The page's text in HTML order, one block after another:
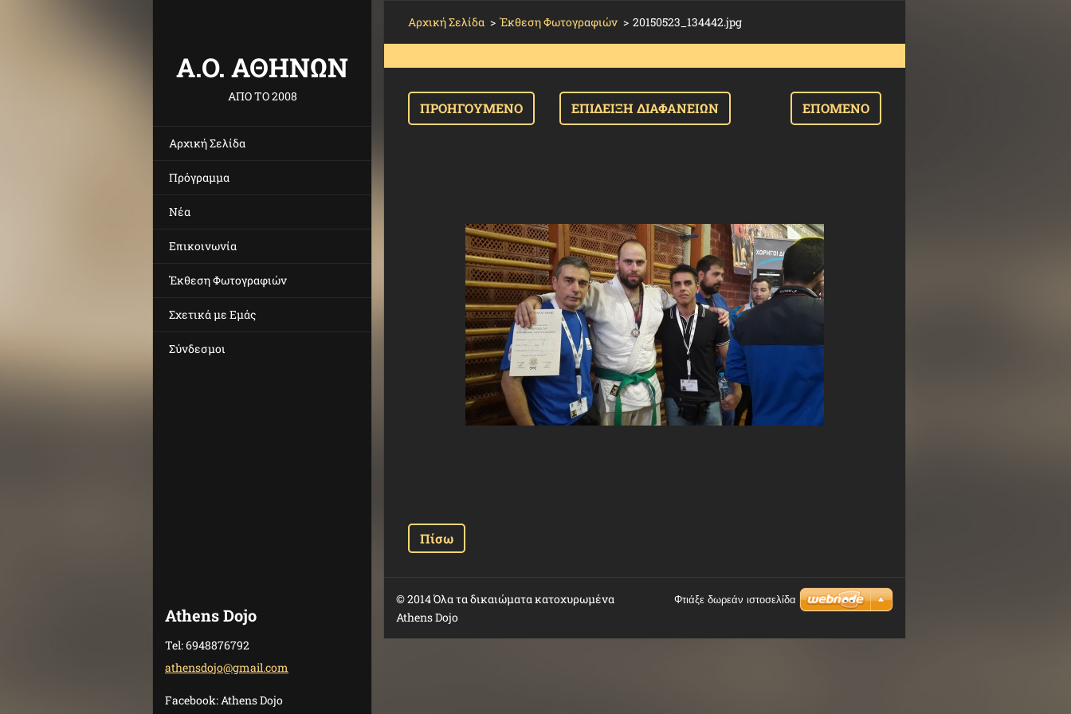
Α.O. ΑΘΗΝΩΝ
ΑΠΟ ΤΟ 2008
Αρχική Σελίδα
Πρόγραμμα
Νέα
Επικοινωνία
Έκθεση Φωτογραφιών
Σχετικά με Eμάς
Σύνδεσμοι
Athens Dojo
Tel: 6948876792
athensdojo@gmail.com
Facebook: Athens Dojo
Αρχική Σελίδα > Έκθεση Φωτογραφιών > 20150523_134442.jpg
ΠΡΟΗΓΟΎΜΕΝΟ ΕΠΊΔΕΙΞΗ ΔΙΑΦΑΝΕΙΏΝ ΕΠΌΜΕΝΟ
Πίσω
© 2014 Όλα τα δικαιώματα κατοχυρωμένα
Athens Dojo
Φτιάξε δωρεάν ιστοσελίδα